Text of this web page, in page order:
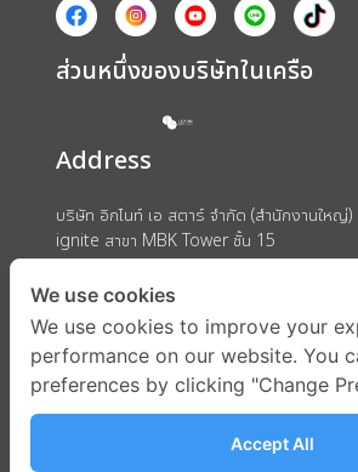
ส่วนหนึ่งของบริษัทในเครือ
Address
บริษัท อิกไนท์ เอ สตาร์ จำกัด (สำนักงานใหญ่)
ignite สาขา MBK Tower ชั้น 15
ถนนพญาไท แขวงวังใหม่ เขตปทุมวัน กรุงเท
We use cookies
We use cookies to improve your
performance on our website. You
preferences by clicking "Change
Accept All